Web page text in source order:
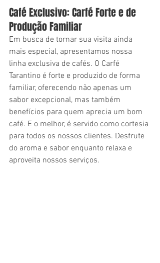
Café Exclusivo: Carfé Forte e de
Produção Familiar
Em busca de tornar sua visita ainda
mais especial, apresentamos nossa
linha exclusiva de cafés. O Carfé
Tarantino é forte e produzido de forma
familiar, oferecendo não apenas um
sabor excepcional, mas também
benefícios para quem aprecia um bom
café. E o melhor, é servido como cortesia
para todos os nossos clientes. Desfrute
do aroma e sabor enquanto relaxa e
aproveita nossos serviços.